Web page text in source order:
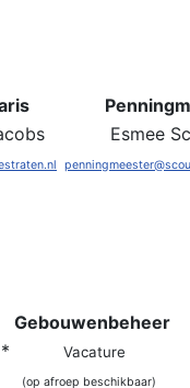
Esmee
Gebouwenbeheer
Vacature
(op afroep beschikbaar)